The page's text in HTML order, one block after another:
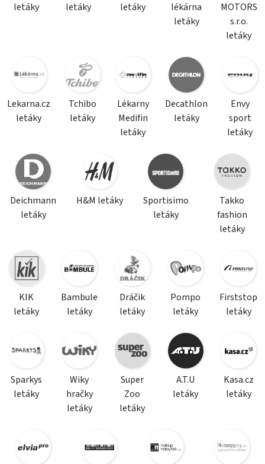
letáky
letáky
letáky
lékárna
letáky
MOTORS
s.r.o.
letáky
Lekarna.cz
letáky
Tchibo
letáky
Lékarny
Medifin
letáky
Decathlon
letáky
Envy
sport
letáky
Deichmann
letáky
H&M letáky
Sportisimo
letáky
Takko
fashion
letáky
KIK
letáky
Bambule
letáky
Dráčik
letáky
Pompo
letáky
Firststop
letáky
Sparkys
letáky
Wiky
hračky
letáky
Super
Zoo
letáky
A.T.U
letáky
Kasa.cz
letáky